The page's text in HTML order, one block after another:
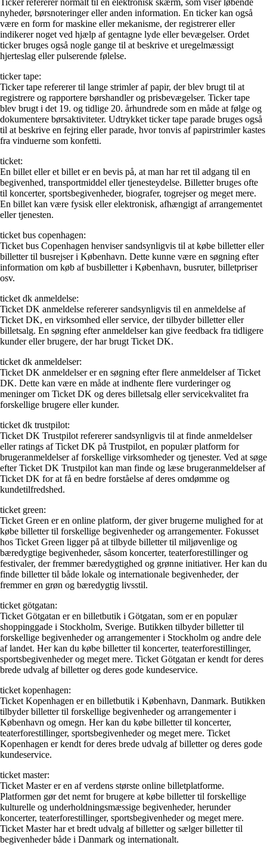
nyheder, børsnoteringer eller anden information. En ticker kan også
være en form for maskine eller mekanisme, der registrerer eller
indikerer noget ved hjælp af gentagne lyde eller bevægelser. Ordet
ticker bruges også nogle gange til at beskrive et uregelmæssigt
hjerteslag eller pulserende følelse.
ticker tape:
Ticker tape refererer til lange strimler af papir, der blev brugt til at
registrere og rapportere børshandler og prisbevægelser. Ticker tape
blev brugt i det 19. og tidlige 20. århundrede som en måde at følge og
dokumentere børsaktiviteter. Udtrykket ticker tape parade bruges også
til at beskrive en fejring eller parade, hvor tonvis af papirstrimler kastes
fra vinduerne som konfetti.
ticket:
En billet eller et billet er en bevis på, at man har ret til adgang til en
begivenhed, transportmiddel eller tjenesteydelse. Billetter bruges ofte
til koncerter, sportsbegivenheder, biografer, togrejser og meget mere.
En billet kan være fysisk eller elektronisk, afhængigt af arrangementet
eller tjenesten.
ticket bus copenhagen:
Ticket bus Copenhagen henviser sandsynligvis til at købe billetter eller
billetter til busrejser i København. Dette kunne være en søgning efter
information om køb af busbilletter i København, busruter, billetpriser
osv.
ticket dk anmeldelse:
Ticket DK anmeldelse refererer sandsynligvis til en anmeldelse af
Ticket DK, en virksomhed eller service, der tilbyder billetter eller
billetsalg. En søgning efter anmeldelser kan give feedback fra tidligere
kunder eller brugere, der har brugt Ticket DK.
ticket dk anmeldelser:
Ticket DK anmeldelser er en søgning efter flere anmeldelser af Ticket
DK. Dette kan være en måde at indhente flere vurderinger og
meninger om Ticket DK og deres billetsalg eller servicekvalitet fra
forskellige brugere eller kunder.
ticket dk trustpilot:
Ticket DK Trustpilot refererer sandsynligvis til at finde anmeldelser
eller ratings af Ticket DK på Trustpilot, en populær platform for
brugeranmeldelser af forskellige virksomheder og tjenester. Ved at søge
efter Ticket DK Trustpilot kan man finde og læse brugeranmeldelser af
Ticket DK for at få en bedre forståelse af deres omdømme og
kundetilfredshed.
ticket green:
Ticket Green er en online platform, der giver brugerne mulighed for at
købe billetter til forskellige begivenheder og arrangementer. Fokusset
hos Ticket Green ligger på at tilbyde billetter til miljøvenlige og
bæredygtige begivenheder, såsom koncerter, teaterforestillinger og
festivaler, der fremmer bæredygtighed og grønne initiativer. Her kan du
finde billetter til både lokale og internationale begivenheder, der
fremmer en grøn og bæredygtig livsstil.
ticket götgatan:
Ticket Götgatan er en billetbutik i Götgatan, som er en populær
shoppinggade i Stockholm, Sverige. Butikken tilbyder billetter til
forskellige begivenheder og arrangementer i Stockholm og andre dele
af landet. Her kan du købe billetter til koncerter, teaterforestillinger,
sportsbegivenheder og meget mere. Ticket Götgatan er kendt for deres
brede udvalg af billetter og deres gode kundeservice.
ticket kopenhagen:
Ticket Kopenhagen er en billetbutik i København, Danmark. Butikken
tilbyder billetter til forskellige begivenheder og arrangementer i
København og omegn. Her kan du købe billetter til koncerter,
teaterforestillinger, sportsbegivenheder og meget mere. Ticket
Kopenhagen er kendt for deres brede udvalg af billetter og deres gode
kundeservice.
ticket master:
Ticket Master er en af verdens største online billetplatforme.
Platformen gør det nemt for brugere at købe billetter til forskellige
kulturelle og underholdningsmæssige begivenheder, herunder
koncerter, teaterforestillinger, sportsbegivenheder og meget mere.
Ticket Master har et bredt udvalg af billetter og sælger billetter til
begivenheder både i Danmark og internationalt.